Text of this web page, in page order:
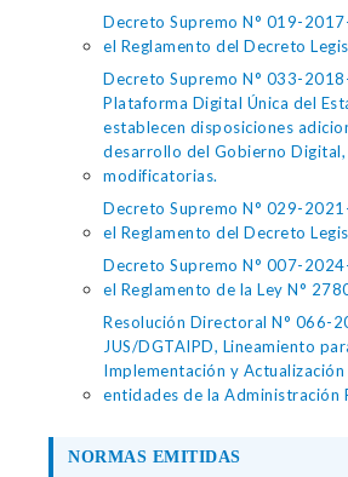
Decreto Supremo N° 019-
el Reglamento del Decreto
Decreto Supremo N° 033-
Plataforma Digital Única del
establecen disposiciones
desarrollo del Gobierno Digital,
modificatorias.
Decreto Supremo N° 029-
el Reglamento del Decreto
Decreto Supremo N° 007-
el Reglamento de la Ley N°
Resolución Directoral N° 066-
JUS/DGTAIPD, Lineamiento
Implementación y Actualización
entidades de la Administración
NORMAS EMITIDAS